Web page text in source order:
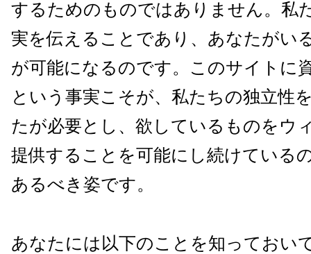
するためのものではありま せん。私
実を伝えることであり、 あなたがい
が可能になるのです。
このサイトに
という事実こそが、 私たちの独立性
たが必要とし、 欲しているものをウ
提供することを可能にし続けて いる
あるべき姿です。
あなたには以下のことを知っておい